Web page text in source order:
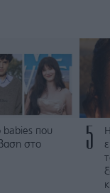
babies που
στο
5